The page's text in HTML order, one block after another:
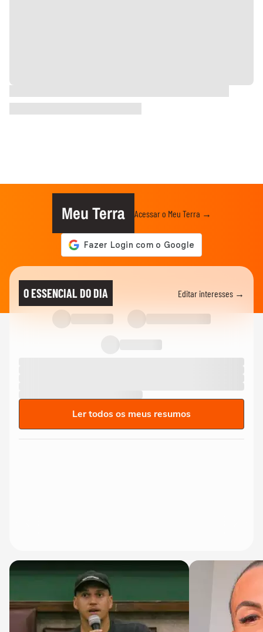
Meu Terra Acessar o Meu Terra →
O ESSENCIAL DO DIA Editar interesses →
Ler todos os meus resumos